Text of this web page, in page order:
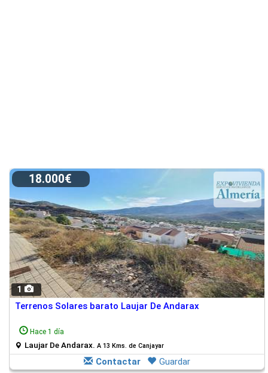
1
18.000€
Terrenos Solares barato Laujar De Andarax
Hace 1 día
Laujar De Andarax. A 13 Kms. de Canjayar
Contactar Guardar